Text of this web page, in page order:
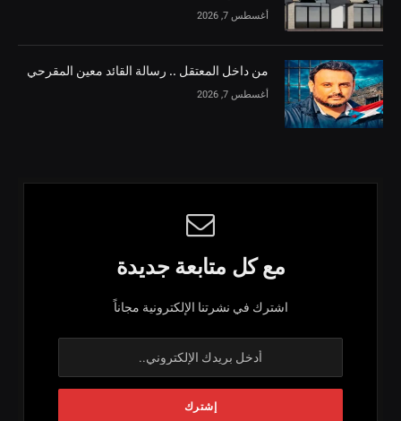
أغسطس 7, 2026
من داخل المعتقل .. رسالة القائد معين المقرحي
أغسطس 7, 2026
مع كل متابعة جديدة
اشترك في نشرتنا الإلكترونية مجاناً